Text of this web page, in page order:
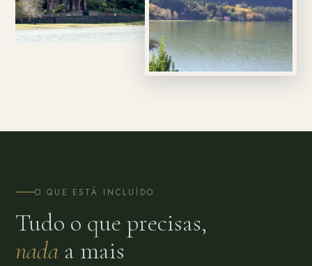
O QUE ESTÁ INCLUÍDO
Tudo o que precisas,
nada a mais